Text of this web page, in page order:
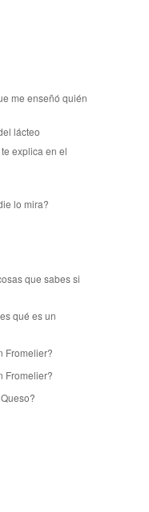
me enseñó quién
lácteo
explica en el
lo mira?
que sabes si
qué es un
Fromelier?
Fromelier?